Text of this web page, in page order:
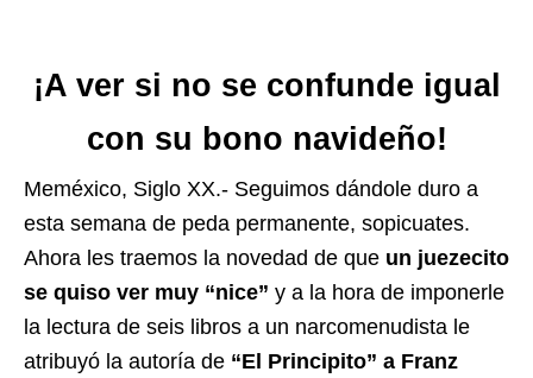
¡A ver si no se confunde igual
con su bono navideño!
Meméxico, Siglo XX.- Seguimos dándole duro a
esta semana de peda permanente, sopicuates.
Ahora les traemos la novedad de que un juezecito
se quiso ver muy “nice” y a la hora de imponerle
la lectura de seis libros a un narcomenudista le
atribuyó la autoría de “El Principito” a Franz